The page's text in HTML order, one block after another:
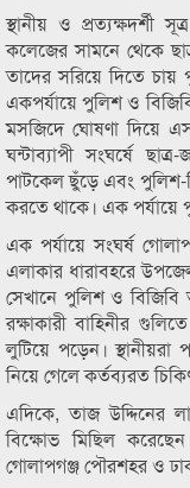
স্থানীয় ও প্রত্যক্ষদর্শী
কলেজের সামনে থেকে
তাদের সরিয়ে দিতে
একপর্যায়ে পুলিশ ও
মসজিদে ঘোষণা দিয়ে
ঘন্টাব্যাপী সংঘর্ষে
পাটকেল ছুঁড়ে এবং পুলিশ-
করতে থাকে। এক পর্যায়ে
এক পর্যায়ে সংঘর্ষ
এলাকার ধারাবহরে
সেখানে পুলিশ ও
রক্ষাকারী বাহিনীর
লুটিয়ে পড়েন। স্থানীয়রা
নিয়ে গেলে কর্তব্যরত
এদিকে, তাজ উদ্দিনের
বিক্ষোভ মিছিল
গোলাপগঞ্জ পৌরশহর ও